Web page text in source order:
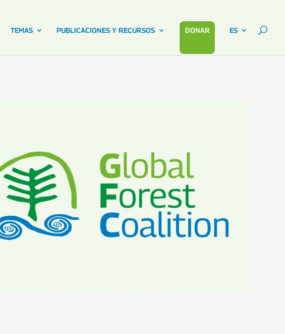
TEMAS PUBLICACIONES Y RECURSOS DONAR ES